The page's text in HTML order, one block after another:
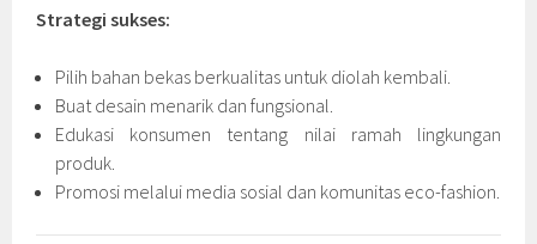
Strategi sukses:
Pilih bahan bekas berkualitas untuk diolah kembali.
Buat desain menarik dan fungsional.
Edukasi konsumen tentang nilai ramah lingkungan
produk.
Promosi melalui media sosial dan komunitas eco-fashion.